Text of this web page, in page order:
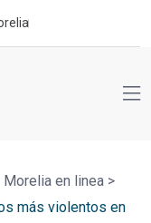
en linea >
más violentos en